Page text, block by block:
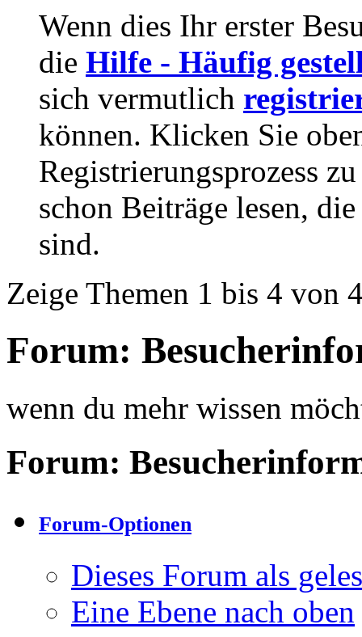
Wenn dies Ihr erster
die Hilfe - Häufig
sich vermutlich
können. Klicken Sie
Registrierungsprozess
schon Beiträge lesen,
sind.
Zeige Themen 1 bis 4 von
Forum:
wenn du mehr wissen
Forum:
Forum-Optionen
Dieses Forum als
Eine Ebene nach oben